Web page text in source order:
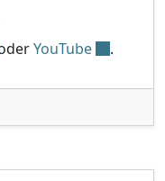
YouTube .
Direct Mini jetzt